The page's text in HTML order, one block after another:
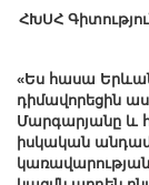
ՀԽՍՀ
«Ես հասա Երևան
դիմավորեցին
Մարգարյանը և
իսկական
կառավարության